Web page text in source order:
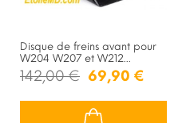
Disque de freins avant pour
W204 W207 et W212...
142,00 € 69,90 €